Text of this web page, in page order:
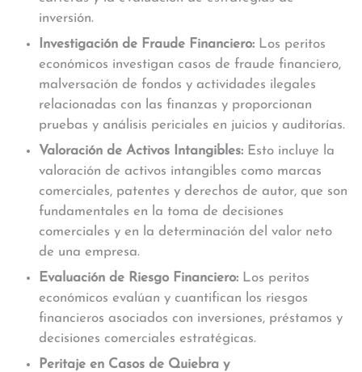
inversión.
Investigación de Fraude Financiero: Los peritos
económicos investigan casos de fraude financiero,
malversación de fondos y actividades ilegales
relacionadas con las finanzas y proporcionan
pruebas y análisis periciales en juicios y auditorías.
Valoración de Activos Intangibles: Esto incluye la
valoración de activos intangibles como marcas
comerciales, patentes y derechos de autor, que son
fundamentales en la toma de decisiones
comerciales y en la determinación del valor neto
de una empresa.
Evaluación de Riesgo Financiero: Los peritos
económicos evalúan y cuantifican los riesgos
financieros asociados con inversiones, préstamos y
decisiones comerciales estratégicas.
Peritaje en Casos de Quiebra y